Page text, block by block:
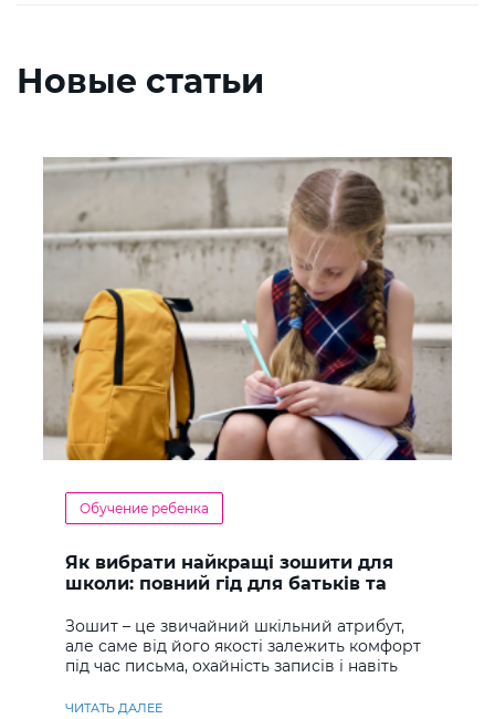
Новые статьи
Обучение ребенка
Як вибрати найкращі зошити для
школи: повний гід для батьків та
Зошит – це звичайний шкільний атрибут,
але саме від його якості залежить комфорт
під час письма, охайність записів і навіть
ЧИТАТЬ ДАЛЕЕ